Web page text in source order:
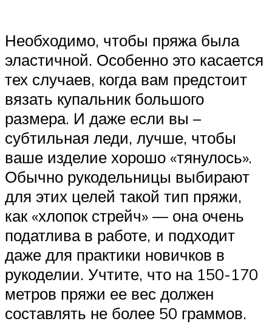
Необходимо, чтобы пряжа была
эластичной. Особенно это касается
тех случаев, когда вам предстоит
вязать купальник большого
размера. И даже если вы –
субтильная леди, лучше, чтобы
ваше изделие хорошо «тянулось».
Обычно рукодельницы выбирают
для этих целей такой тип пряжи,
как «хлопок стрейч» — она очень
податлива в работе, и подходит
даже для практики новичков в
рукоделии. Учтите, что на 150-170
метров пряжи ее вес должен
составлять не более 50 граммов.